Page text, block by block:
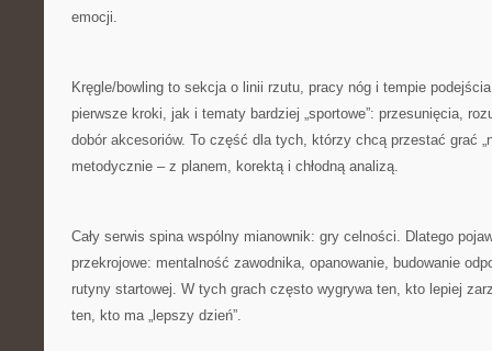
emocji.
Kręgle/bowling to sekcja o linii rzutu, pracy nóg i tempie
pierwsze kroki, jak i tematy bardziej „sportowe”: przesunięcia,
dobór akcesoriów. To część dla tych, którzy chcą przestać grać
metodycznie – z planem, korektą i chłodną analizą.
Cały serwis spina wspólny mianownik: gry celności. Dlatego
przekrojowe: mentalność zawodnika, opanowanie, budowanie
rutyny startowej. W tych grach często wygrywa ten, kto lepiej
ten, kto ma „lepszy dzień”.